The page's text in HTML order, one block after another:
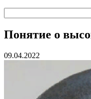
Понятие о
09.04.2022